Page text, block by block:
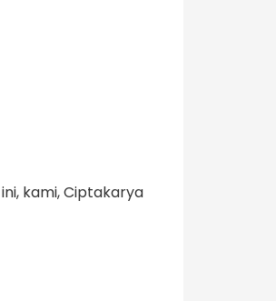
kami, Ciptakarya